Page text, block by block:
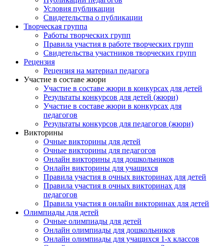
Условия публикации
Свидетельства о публикации
Творческая группа
Работы творческих групп
Правила участия в работе творческих групп
Свидетельства участников творческих групп
Рецензия
Рецензия на материал педагога
Участие в составе жюри
Участие в составе жюри в конкурсах для детей
Результаты конкурсов для детей (жюри)
Участие в составе жюри в конкурсах для
педагогов
Результаты конкурсов для педагогов (жюри)
Викторины
Очные викторины для детей
Очные викторины для педагогов
Онлайн викторины для дошкольников
Онлайн викторины для учащихся
Правила участия в очных викторинах для детей
Правила участия в очных викторинах для
педагогов
Правила участия в онлайн викторинах для детей
Олимпиады для детей
Очные олимпиады для детей
Онлайн олимпиады для дошкольников
Онлайн олимпиады для учащихся 1-х классов